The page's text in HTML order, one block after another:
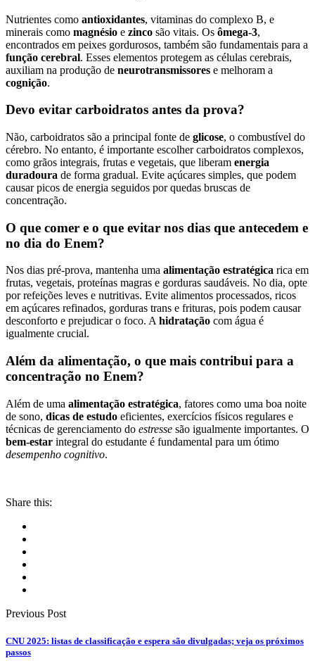
Nutrientes como antioxidantes, vitaminas do complexo B, e
minerais como magnésio e zinco são vitais. Os ômega-3,
encontrados em peixes gordurosos, também são fundamentais para a
função cerebral. Esses elementos protegem as células cerebrais,
auxiliam na produção de neurotransmissores e melhoram a
cognição.
Devo evitar carboidratos antes da prova?
Não, carboidratos são a principal fonte de glicose, o combustível do
cérebro. No entanto, é importante escolher carboidratos complexos,
como grãos integrais, frutas e vegetais, que liberam energia
duradoura de forma gradual. Evite açúcares simples, que podem
causar picos de energia seguidos por quedas bruscas de
concentração.
O que comer e o que evitar nos dias que antecedem e
no dia do Enem?
Nos dias pré-prova, mantenha uma alimentação estratégica rica em
frutas, vegetais, proteínas magras e gorduras saudáveis. No dia, opte
por refeições leves e nutritivas. Evite alimentos processados, ricos
em açúcares refinados, gorduras trans e frituras, pois podem causar
desconforto e prejudicar o foco. Ahidratação com água é
igualmente crucial.
Além da alimentação, o que mais contribui para a
concentração no Enem?
Além de uma alimentação estratégica, fatores como uma boa noite
de sono, dicas de estudo eficientes, exercícios físicos regulares e
técnicas de gerenciamento do estresse são igualmente importantes. O
bem-estar integral do estudante é fundamental para um ótimo
desempenho cognitivo.
Share this:
Previous Post
CNU 2025: listas de classificação e espera são divulgadas; veja os próximos
passos